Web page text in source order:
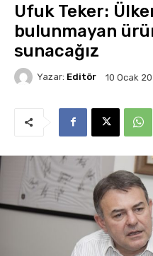
Ufuk Teker:
bulunmayan
sunacağız
Yazar: Editör 10 Ocak